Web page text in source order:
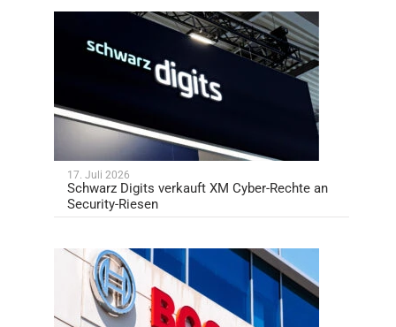
17. Juli 2026
Schwarz Digits verkauft XM Cyber-Rechte an
Security-Riesen